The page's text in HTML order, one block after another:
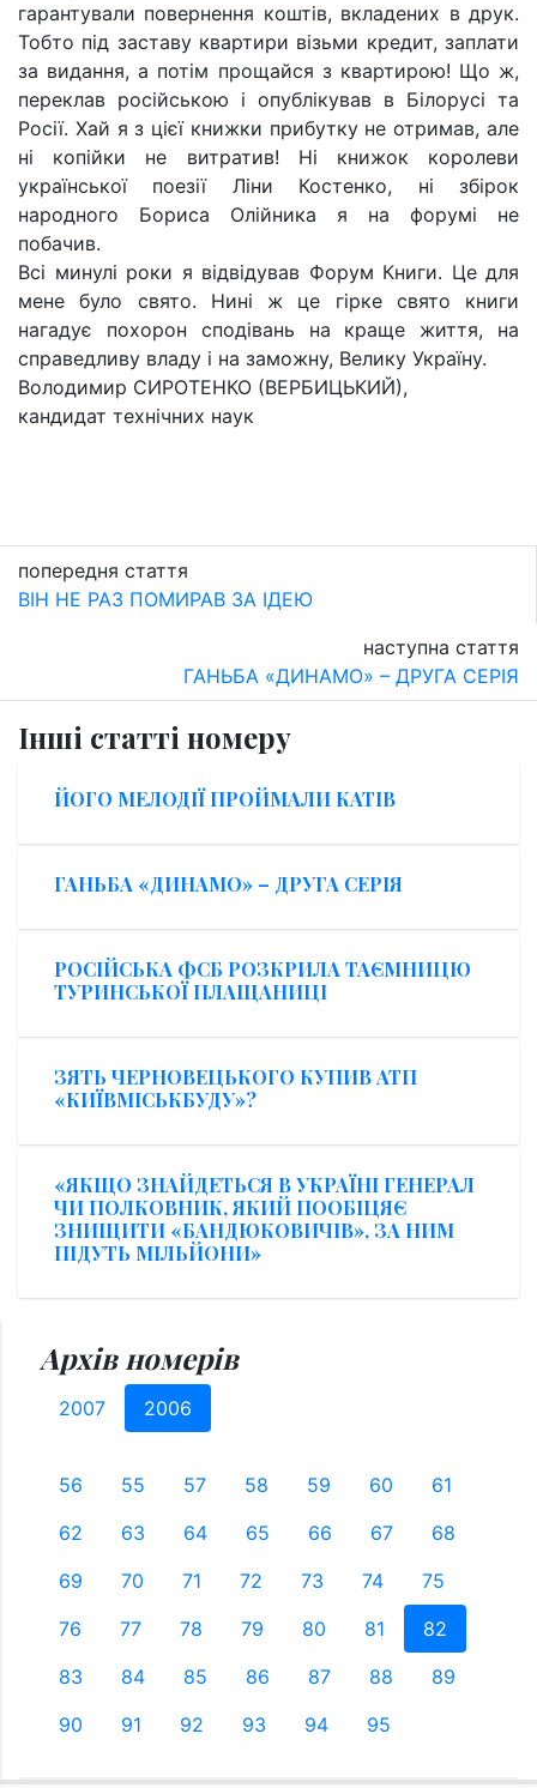
гарантували повернення коштів, вкладених в друк.
Тобто під заставу квартири візьми кредит, заплати
за видання, а потім прощайся з квартирою! Що ж,
переклав російською і опублікував в Білорусі та
Росії. Хай я з цієї книжки прибутку не отримав, але
ні копійки не витратив! Ні книжок королеви
української поезії Ліни Костенко, ні збірок
народного Бориса Олійника я на форумі не
побачив.
Всі минулі роки я відвідував Форум Книги. Це для
мене було свято. Нині ж це гірке свято книги
нагадує похорон сподівань на краще життя, на
справедливу владу і на заможну, Велику Україну.
Володимир СИРОТЕНКО (ВЕРБИЦЬКИЙ),
кандидат технічних наук
попередня стаття
ВІН НЕ РАЗ ПОМИРАВ ЗА ІДЕЮ
наступна стаття
ГАНЬБА «ДИНАМО» – ДРУГА СЕРІЯ
Інші статті номеру
ЙОГО МЕЛОДІЇ ПРОЙМАЛИ КАТІВ
ГАНЬБА «ДИНАМО» – ДРУГА СЕРІЯ
РОСІЙСЬКА ФСБ РОЗКРИЛА ТАЄМНИЦЮ
ТУРИНСЬКОЇ ПЛАЩАНИЦІ
ЗЯТЬ ЧЕРНОВЕЦЬКОГО КУПИВ АТП
«КИЇВМІСЬКБУДУ»?
«ЯКЩО ЗНАЙДЕТЬСЯ В УКРАЇНІ ГЕНЕРАЛ
ЧИ ПОЛКОВНИК, ЯКИЙ ПООБІЦЯЄ
ЗНИЩИТИ «БАНДЮКОВИЧІВ», ЗА НИМ
ПІДУТЬ МІЛЬЙОНИ»
Архів номерів
2007 2006
56 55 57 58 59 60
61
62
63 64 65 66 67
68
69
70 71 72 73 74
75
76
77 78 79 80 81
82
83
84 85 86 87 88
89
90
91 92 93 94 95